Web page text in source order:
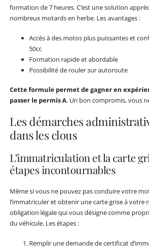
formation de 7 heures. C’est une solution
nombreux motards en herbe. Les avantages :
Accès à des motos plus puissantes et
50cc
Formation rapide et abordable
Possibilité de rouler sur autoroute
Cette formule permet de gagner en
passer le permis A. Un bon compromis, vous
Les démarches
dans les clous
L’immatriculation et la carte
étapes incontournables
Même si vous ne pouvez pas conduire votre
l’immatriculer et obtenir une carte grise à votre
obligation légale qui vous désigne comme
du véhicule. Les étapes :
Remplir une demande de certificat